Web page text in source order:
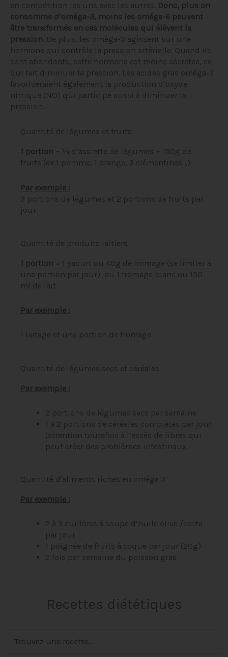
en compétition les uns avec les autres. Donc, plus on
consomme d’oméga-3, moins les oméga-6 peuvent
être transformés en ces molécules qui élèvent la
pression. De plus, les oméga-3 agissent sur une
hormone qui contrôle la pression artérielle. Quand ils
sont abondants, cette hormone est moins sécrétée, ce
qui fait diminuer la pression. Les acides gras oméga-3
favoriseraient également la production d’oxyde
nitrique (NO) qui participe aussi à diminuer la
pression.
Quantité de légumes et fruits
1 portion = ¼ d’assiette de légumes = 150g de
fruits (ex 1 pomme, 1 orange, 3 clémentines ..)
Par exemple :
3 portions de légumes et 2 portions de fruits par
jour
Quantité de produits laitiers
1 portion = 1 yaourt ou 40g de fromage (se limiter à
une portion par jour) ou 1 fromage blanc ou 150
ml de lait
Par exemple :
1 laitage et une portion de fromage
Quantité de légumes secs et céréales
Par exemple :
2 portions de légumes secs par semaine
1 à 2 portions de céréales complètes par jour
(attention toutefois à l’excès de fibres qui
peut créer des problèmes intestinaux
Quantité d'aliments riches en oméga 3
Par exemple :
2 à 3 cuillères à soupe d’huile olive /colza
par jour
1 poignée de fruits à coque par jour (20g)
2 fois par semaine du poisson gras
Recettes diététiques